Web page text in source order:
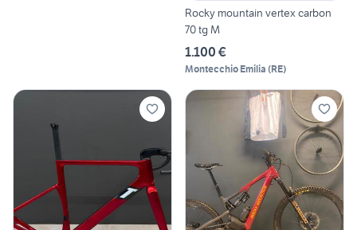
Rocky mountain vertex carbon
70 tg M
1.100 €
Montecchio Emilia (RE)